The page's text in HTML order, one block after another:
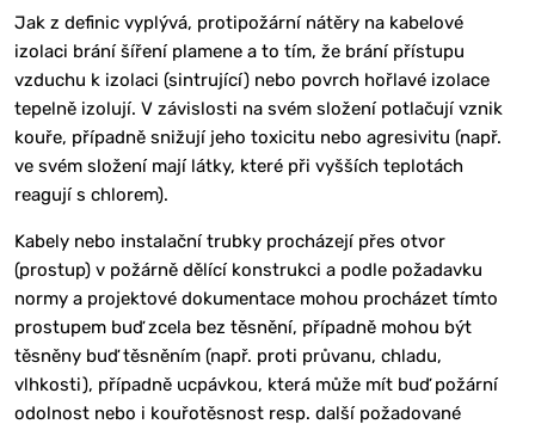
Jak z definic vyplývá, protipožární nátěry na kabelové
izolaci brání šíření plamene a to tím, že brání přístupu
vzduchu k izolaci (sintrující) nebo povrch hořlavé izolace
tepelně izolují. V závislosti na svém složení potlačují vznik
kouře, případně snižují jeho toxicitu nebo agresivitu (např.
ve svém složení mají látky, které při vyšších teplotách
reagují s chlorem).
Kabely nebo instalační trubky procházejí přes otvor
(prostup) v požárně dělící konstrukci a podle požadavku
normy a projektové dokumentace mohou procházet tímto
prostupem buď zcela bez těsnění, případně mohou být
těsněny buď těsněním (např. proti průvanu, chladu,
vlhkosti), případně ucpávkou, která může mít buď požární
odolnost nebo i kouřotěsnost resp. další požadované